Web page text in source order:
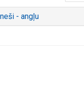
- angļu